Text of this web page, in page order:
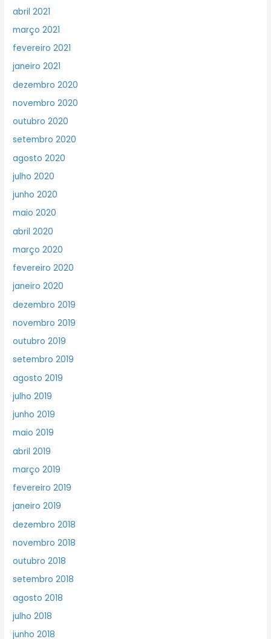
abril 2021
março 2021
fevereiro 2021
janeiro 2021
dezembro 2020
novembro 2020
outubro 2020
setembro 2020
agosto 2020
julho 2020
junho 2020
maio 2020
abril 2020
março 2020
fevereiro 2020
janeiro 2020
dezembro 2019
novembro 2019
outubro 2019
setembro 2019
agosto 2019
julho 2019
junho 2019
maio 2019
abril 2019
março 2019
fevereiro 2019
janeiro 2019
dezembro 2018
novembro 2018
outubro 2018
setembro 2018
agosto 2018
julho 2018
junho 2018